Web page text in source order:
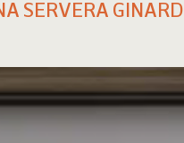
SERVERA GINARD